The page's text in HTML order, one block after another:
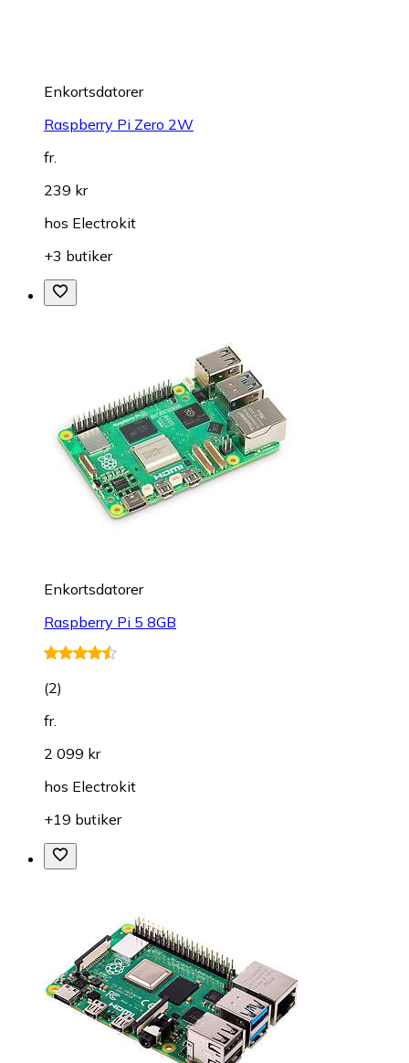
Enkortsdatorer
Raspberry Pi Zero 2W
fr.
239 kr
hos Electrokit
+3 butiker
Enkortsdatorer
Raspberry Pi 5 8GB
(2)
fr.
2 099 kr
hos Electrokit
+19 butiker